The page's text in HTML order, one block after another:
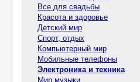
Все для свадьбы
Красота и здоровье
Детский мир
Спорт, отдых
Компьютерный мир
Мобильные телефоны
Электроника и техника
Мир музыки